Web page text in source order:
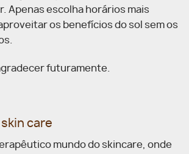
Apenas escolha horários mais
os benefícios do sol sem os
futuramente.
care
mundo do skincare, onde